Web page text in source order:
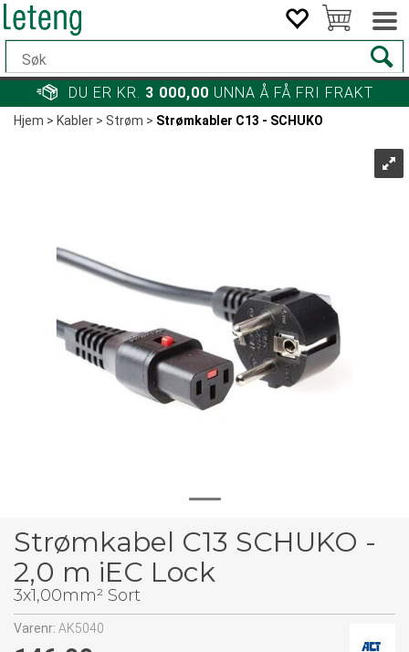
DU ER KR. 3 000,00 UNNA Å FÅ FRI FRAKT
Hjem>Kabler>Strøm>Strømkabler C13 - SCHUKO
Strømkabel C13 SCHUKO -
2,0 m iEC Lock
3x1,00mm² Sort
Varenr: AK5040